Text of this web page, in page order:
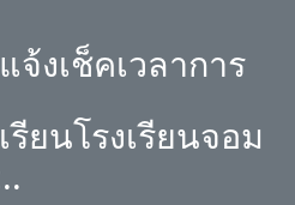
จ้งเช็คเวลาการ
ยนโรงเรียนจอม